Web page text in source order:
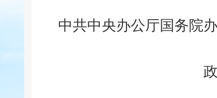
中共中央办公厅国务院